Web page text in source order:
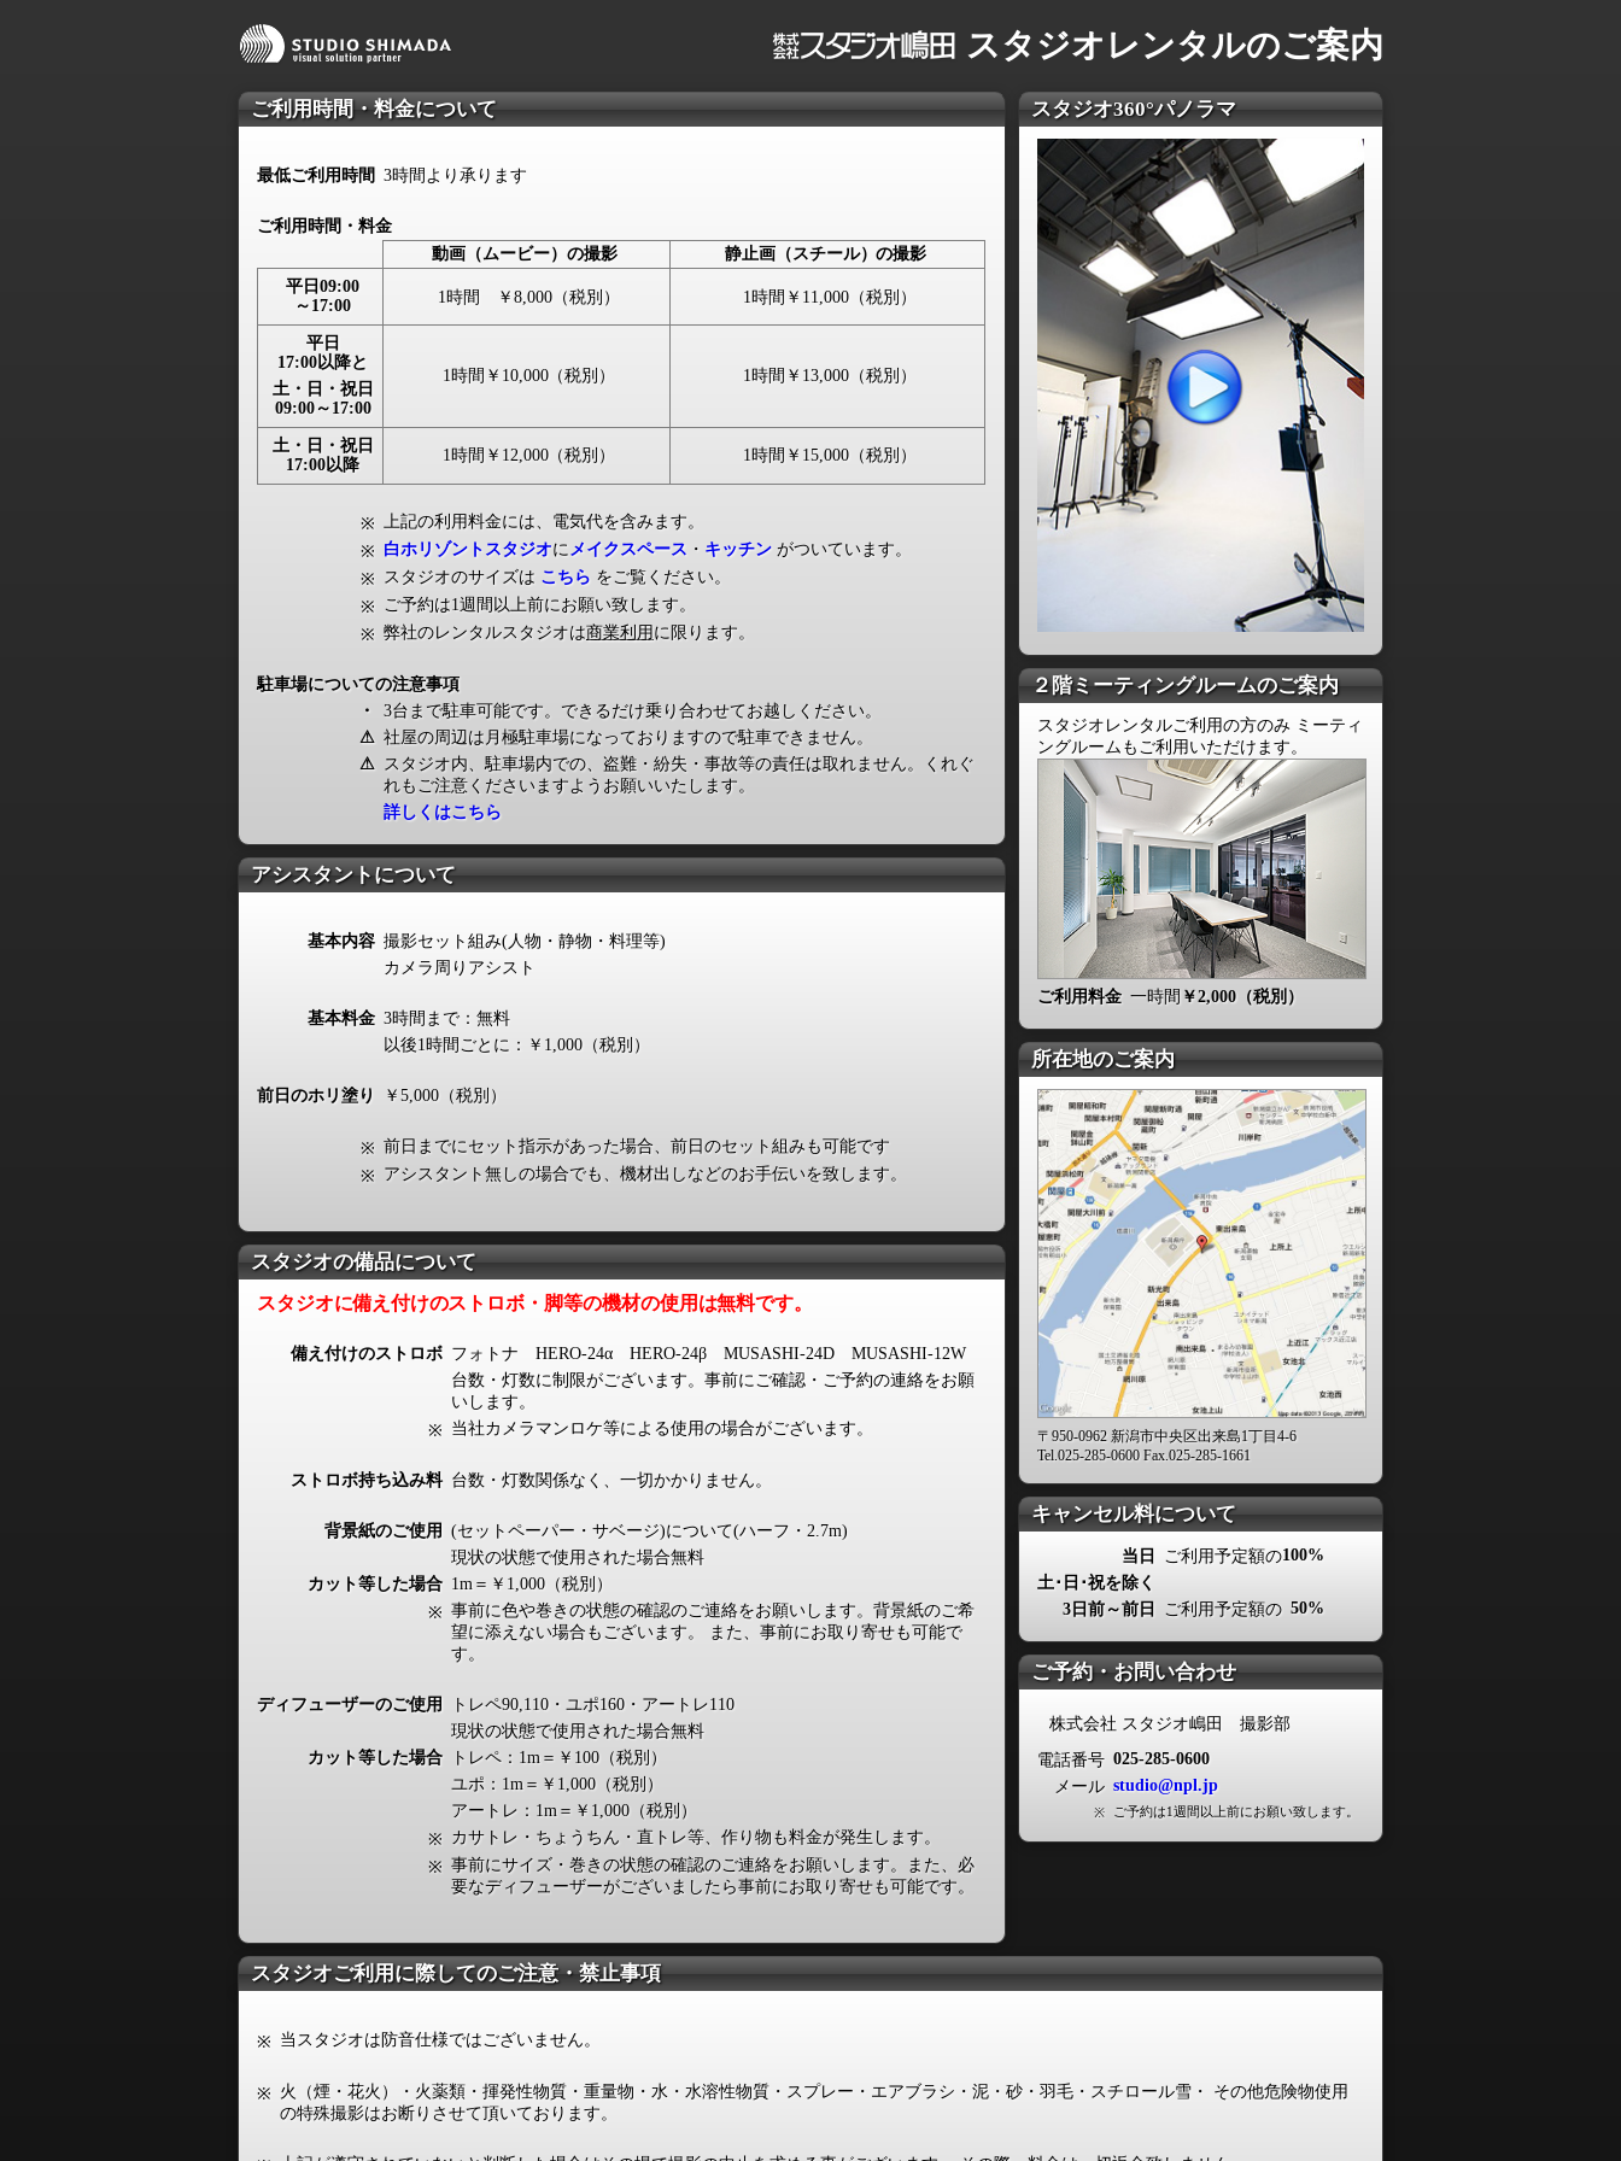
スタジオレンタルのご案内
ご利用時間・料金について
最低ご利用時間 3時間より承ります
ご利用時間・料金
動画 （ムービー）の撮影 静止画（スチール）の撮影
平日09:00
～17:00
1時間 ￥8,000（税別） 1時間 ￥11,000（税別）
平日
17:00以降と
土・日・祝日
09:00～17:00
1時間 ￥10,000（税別） 1時間 ￥13,000（税別）
土・日・祝日
17:00以降
1時間 ￥12,000（税別） 1時間 ￥15,000（税別）
※
上記の利用料金には、電気代を含みます。
※ 白ホリゾントスタジオに メイクスペース ・ キッチンがついています。
※
スタジオのサイズは こちら をご覧ください。
※
ご予約は1週間以上前にお願い致します。
※ 弊社のレンタルスタジオは商業利用 に限ります。
駐車場についての注意事項
・
3台まで駐車可能です。できるだけ乗り合わせてお越しください。
⚠ 社屋の周辺は月極駐車場になっておりますので駐車できません。
⚠
スタジオ内、駐車場内での、盗難・紛失・事故等の責任は取れません。くれぐ
れもご注意くださいますようお願いいたします。
詳しくはこちら
アシスタントについて
基本内容 撮影セット組み(人物・静物・料理等)
カメラ周りアシスト
基本料金 3時間まで：無料
以後1時間ごとに：￥1,000（税別）
前日のホリ塗り ￥5,000（税別）
※ 前日までにセット指示があった場合、前日のセット組みも可能です
※ アシスタント無しの場合でも、機材出しなどのお手伝いを致します。
スタジオの備品について
スタジオに備え付けのストロボ・脚等の機材の使用は無料です。
備え付けのストロボ フォトナ HERO-24α HERO-24β MUSASHI-24D MUSASHI-12W
台数・灯数に制限がございます。事前にご確認・ご予約の連絡をお願
いします。
※ 当社カメラマンロケ等による使用の場合がございます。
ストロボ持ち込み料 台数・灯数関係なく、一切かかりません。
背景紙のご使用 (セットペーパー・サベージ)について(ハーフ・2.7m)
現状の状態で使用された場合無料
カット等した場合 1m＝￥1,000（税別）
※ 事前に色や巻きの状態の確認のご連絡をお願いします。背景紙のご希
望に添えない場合もございます。 また、事前にお取り寄せも可能で
す。
ディフューザーのご使用
トレペ90,110・ユポ160・アートレ110
現状の状態で使用された場合無料
カット等した場合
トレペ：1m＝￥100（税別）
ユポ：1m＝￥1,000（税別）
アートレ：1m＝￥1,000（税別）
※ カサトレ・ちょうちん・直トレ等、作り物も料金が発生します。
※ 事前にサイズ・巻きの状態の確認のご連絡をお願いします。また、必
要なディフューザーがございましたら事前にお取り寄せも可能です。
スタジオ360°パノラマ
２階ミーティングルームのご案内
スタジオレンタルご利用の方のみ ミーティ
ングルームもご利用いただけます。
ご利用料金 一時間 ￥2,000（税別）
所在地のご案内
〒950-0962 新潟市中央区出来島1丁目4-6
Tel.025-285-0600 Fax.025-285-1661
キャンセル料について
当日 ご利用予定額の100%
土･日･祝を除く
3日前～前日
ご利用予定額の 50%
ご予約・お問い合わせ
株式会社 スタジオ嶋田 撮影部
電話番号 025-285-0600
メール studio@npl.jp
※ ご予約は1週間以上前にお願い致します。
スタジオご利用に際してのご注意・禁止事項
※ 当スタジオは防音仕様ではございません。
※ 火（煙・花火）・火薬類・揮発性物質・重量物・水・水溶性物質・スプレー・エアブラシ・泥・砂・羽毛・スチロール雪・ その他危険物使用
の特殊撮影はお断りさせて頂いております。